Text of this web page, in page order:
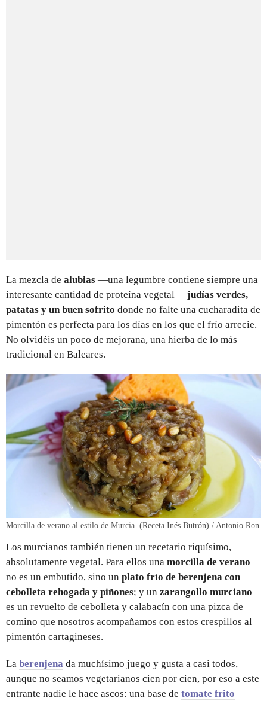
La mezcla de alubias —una legumbre contiene siempre una
interesante cantidad de proteína vegetal— judías verdes,
patatas y un buen sofrito donde no falte una cucharadita de
pimentón es perfecta para los días en los que el frío arrecie.
No olvidéis un poco de mejorana, una hierba de lo más
tradicional en Baleares.
Morcilla de verano al estilo de Murcia. (Receta Inés Butrón) / Antonio Ron
Los murcianos también tienen un recetario riquísimo,
absolutamente vegetal. Para ellos una morcilla de verano
no es un embutido, sino un plato frío de berenjena con
cebolleta rehogada y piñones; y un zarangollo murciano
es un revuelto de cebolleta y calabacín con una pizca de
comino que nosotros acompañamos con estos crespillos al
pimentón cartagineses.
La berenjena da muchísimo juego y gusta a casi todos,
aunque no seamos vegetarianos cien por cien, por eso a este
entrante nadie le hace ascos: una base de tomate frito